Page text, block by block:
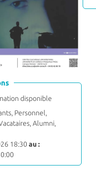
disponible
Personnel,
Alumni,
18:30 au :